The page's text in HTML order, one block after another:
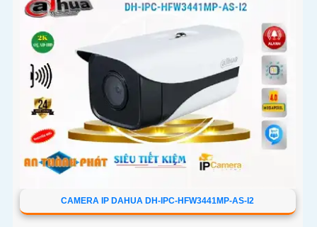
CAMERA IP DAHUA DH-IPC-HFW3441MP-AS-I2